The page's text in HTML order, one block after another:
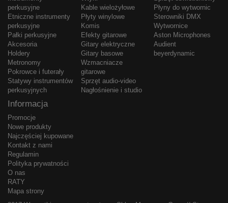
perkusyjne
Etniczne instrumenty
perkusyjne
Pałki perkusyjne
Akcesoria
Holdery
Metronomy
Pokrowce i futerały
Statywy instrumentów
perkusyjnych
Kable wielożyłowe
Płyty winylowe
Komis
Efekty gitarowe
Gitary elektryczne
Gitary basowe
Wzmacniacze
gitarowe
Sprzęt audio-video
Nagłośnienie i studio
Płyny do wytwornic
Sterowniki DMX
Wytwornice
Aston Microphones
Audient
beyerdynamic
Informacja
Promocje
Nowe produkty
Najczęściej kupowane
Kontakt z nami
Regulamin
Polityka prywatności
O nas
RATY
Mapa strony